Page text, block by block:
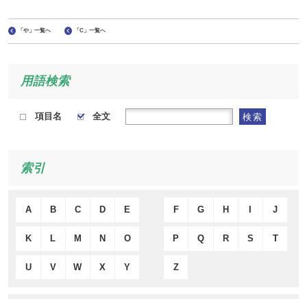
「や」一覧へ 「C」一覧へ
用語検索
項目名 全文 検索
索引
A B C D E F G H J
K L M N O P Q R S T
U V W X Y Z